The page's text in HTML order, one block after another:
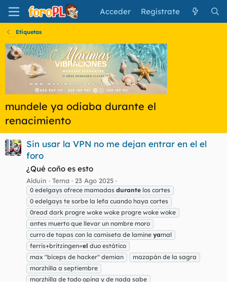
Acceder Regístrate
Etiquetas
mundele ya odiaba durante el
renacimiento
Sin usar la VPN no me dejan entrar en el el
foro
¿Qué coño es esto
Alduin Tema 23 Ago 2025
0 edelgays ofrece mamadas durante los cortes
0 edelgays te sorbe la lefa cuando haya cortes
0read dark progre woke woke progre woke woke
antes muerto que llevar un nombre moro
curro de tapas con la camiseta de lamine yamal
ferris+britzingen=el duo estático
max "bíceps de hacker" demian
mazapán de la sagra
morzhilla a septiembre
morzhilla de todo opina y de nada sabe